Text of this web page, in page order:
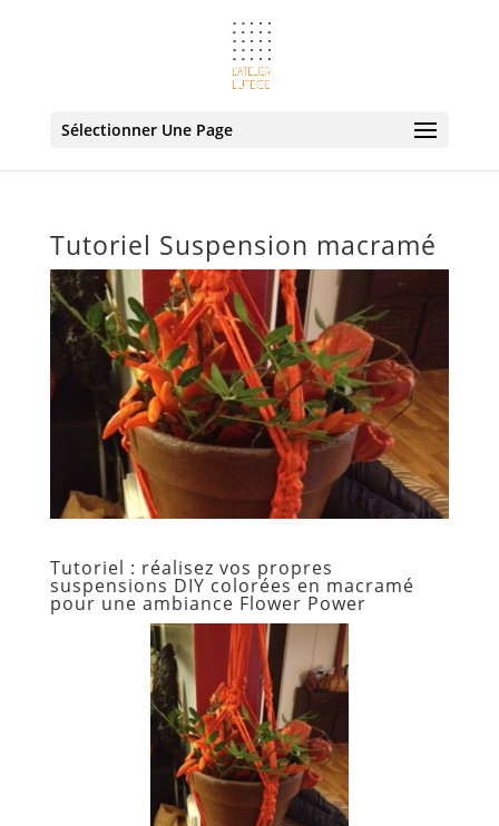
Sélectionner Une Page
Tutoriel Suspension macramé
Tutoriel : réalisez vos propres
suspensions DIY colorées en macramé
pour une ambiance Flower Power